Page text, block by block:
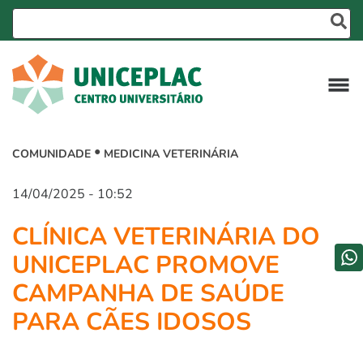
COMUNIDADE MEDICINA VETERINÁRIA
14/04/2025 - 10:52
CLÍNICA VETERINÁRIA DO
UNICEPLAC PROMOVE
CAMPANHA DE SAÚDE
PARA CÃES IDOSOS